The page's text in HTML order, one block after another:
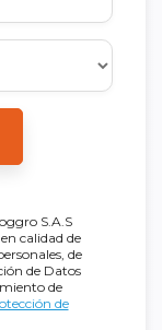
S.A.S
calidad de
de
de Datos
de
de